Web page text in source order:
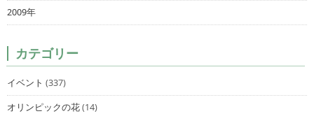
2009年
カテゴリー
イベント (337)
オリンピックの花(14)